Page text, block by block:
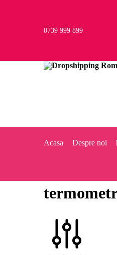
0739 999 899
Acasa Despre noi